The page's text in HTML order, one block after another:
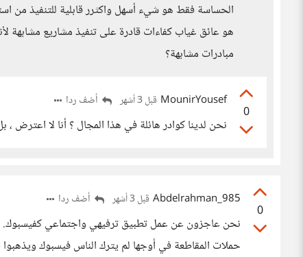
الحساسة فقط هو شيء أسهل واكثرر قابلية للتنفيذ من
هو عائق غياب كفاءات قادرة على تنفيذ مشاريع مشابهة
مبادرات مشابهة؟
0
MounirYousef قبل 3 أشهر أضف ردا
نحن لدينا كوادر هائلة في هذا المجال ؟ أنا لا اعترض ،
0
Abdelrahman_985 قبل 3 أشهر أضف ردا
نحن عاجزون عن عمل تطبيق ترفيهي واجتماعي كفيسبوك.
حملات المقاطعة في أوجها لم يترك الناس فيسبوك